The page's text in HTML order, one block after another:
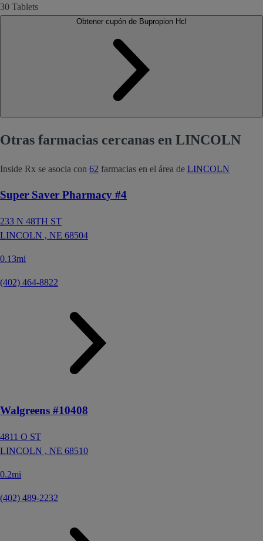
30 Tablets
Otras farmacias cercanas en LINCOLN
Inside Rx se asocia con 62 farmacias en el área de LINCOLN
Super Saver Pharmacy #4
233 N 48TH ST
LINCOLN , NE 68504
0.13mi
(402) 464-8822
Walgreens #10408
4811 O ST
LINCOLN , NE 68510
0.2mi
(402) 489-2232